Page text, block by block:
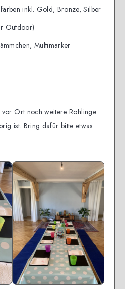
inkl. Gold, Bronze, Silber
Outdoor)
Multimarker
Ort noch weitere Rohlinge
ist. Bring dafür bitte etwas